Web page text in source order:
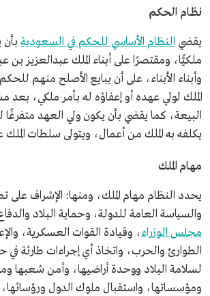
نظام الحكم
يقضي النظام الأساسي للحكم في السعودية
ملكيًّا، ومقتصرًا على أبناء الملك عبدالعزيز
وأبناء الأبناء، على أن يبايع الأصلح منهم
الملك لولي عهده أو إعفاؤه له بأمر ملكي، بعد
البيعة، كما يقضي بأن يكون ولي العهد متفرغًا
يكلفه به الملك من أعمال، ويتولى سلطات الملك
مهام الملك
يحدد النظام مهام الملك، ومنها: الإشراف على
والسياسة العامة للدولة، وحماية البلاد
مجلس الوزراء، وقيادة القوات العسكرية،
الطوارئ والحرب، واتخاذ أي إجراءات طارئة في
لسلامة البلاد ووحدة أراضيها، وأمن شعبها
ومؤسساتها، واستقبال ملوك الدول